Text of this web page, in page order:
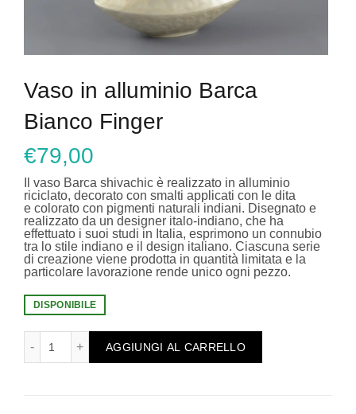
Vaso in alluminio Barca
Bianco Finger
€79,00
Il vaso Barca shivachic è realizzato in alluminio
riciclato, decorato con smalti applicati con le dita
e colorato con pigmenti naturali indiani. Disegnato e
realizzato da un designer italo-indiano, che ha
effettuato i suoi studi in Italia, esprimono un connubio
tra lo stile indiano e il design italiano. Ciascuna serie
di creazione viene prodotta in quantità limitata e la
particolare lavorazione rende unico ogni pezzo.
DISPONIBILE
Vaso in alluminio Barca Bianco Finger quantità
AGGIUNGI AL CARRELLO